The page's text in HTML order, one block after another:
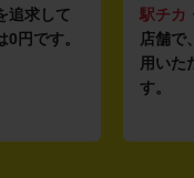
追求して
円です。
駅チカ
店舗で
用いた
す。